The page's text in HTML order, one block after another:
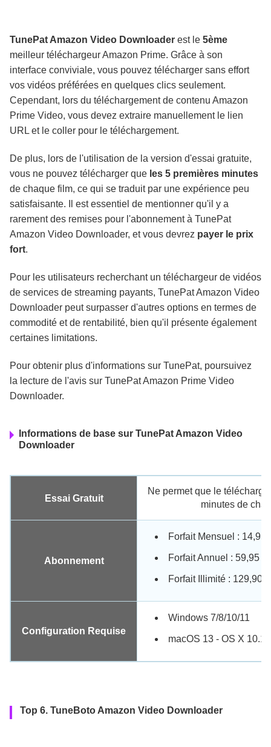
TunePat Amazon Video Downloader est le 5ème
meilleur téléchargeur Amazon Prime. Grâce à son
interface conviviale, vous pouvez télécharger sans effort
vos vidéos préférées en quelques clics seulement.
Cependant, lors du téléchargement de contenu Amazon
Prime Video, vous devez extraire manuellement le lien
URL et le coller pour le téléchargement.
De plus, lors de l'utilisation de la version d'essai gratuite,
vous ne pouvez télécharger que les 5 premières minutes
de chaque film, ce qui se traduit par une expérience peu
satisfaisante. Il est essentiel de mentionner qu'il y a
rarement des remises pour l'abonnement à TunePat
Amazon Video Downloader, et vous devrez payer le prix
fort.
Pour les utilisateurs recherchant un téléchargeur de vidéos
de services de streaming payants, TunePat Amazon Video
Downloader peut surpasser d'autres options en termes de
commodité et de rentabilité, bien qu'il présente également
certaines limitations.
Pour obtenir plus d'informations sur TunePat, poursuivez
la lecture de l'avis sur TunePat Amazon Prime Video
Downloader.
Informations de base sur TunePat Amazon Video
Downloader
Essai Gratuit
Ne permet que le
minutes de
Abonnement
Forfait Mensuel : 14,95
Forfait Annuel : 59,95 $
Forfait Illimité : 129,90 $
Configuration Requise
Windows 7/8/10/11
macOS 13 - OS X 10.11
Top 6. TuneBoto Amazon Video Downloader